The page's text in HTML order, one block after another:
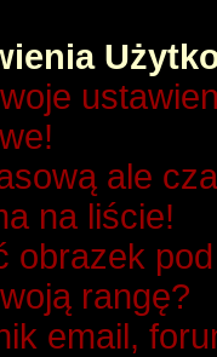
ale
na liście!
obrazek
rangę?
email,